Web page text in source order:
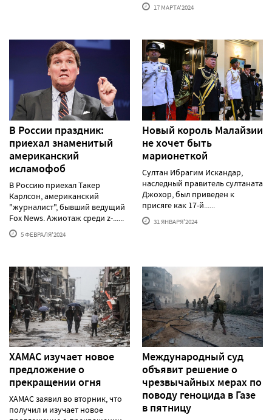
17 МАРТА'2024
В России праздник:
приехал знаменитый
американский
исламофоб
В Россию приехал Такер
Карлсон, американский
"журналист", бывший ведущий
Fox News. Ажиотаж среди z-......
5 ФЕВРАЛЯ'2024
Новый король Малайзии
не хочет быть
марионеткой
Султан Ибрагим Искандар,
наследный правитель султаната
Джохор, был приведен к
присяге как 17-й......
31 ЯНВАРЯ'2024
ХАМАС изучает новое
предложение о
прекращении огня
ХАМАС заявил во вторник, что
получил и изучает новое
Международный суд
объявит решение о
чрезвычайных мерах по
поводу геноцида в Газе
в пятницу